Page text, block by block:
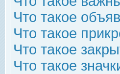
Что такое
Что такое
Что такое
Что такое